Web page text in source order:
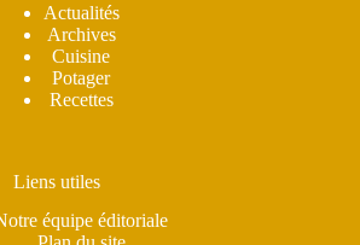
Actualités
Archives
Cuisine
Potager
Recettes
Liens utiles
équipe éditoriale